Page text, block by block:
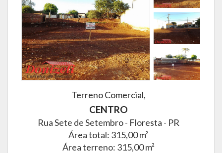
Terreno Comercial,
CENTRO
Rua Sete de Setembro - Floresta - PR
Área total: 315,00 m²
Área terreno: 315,00 m²